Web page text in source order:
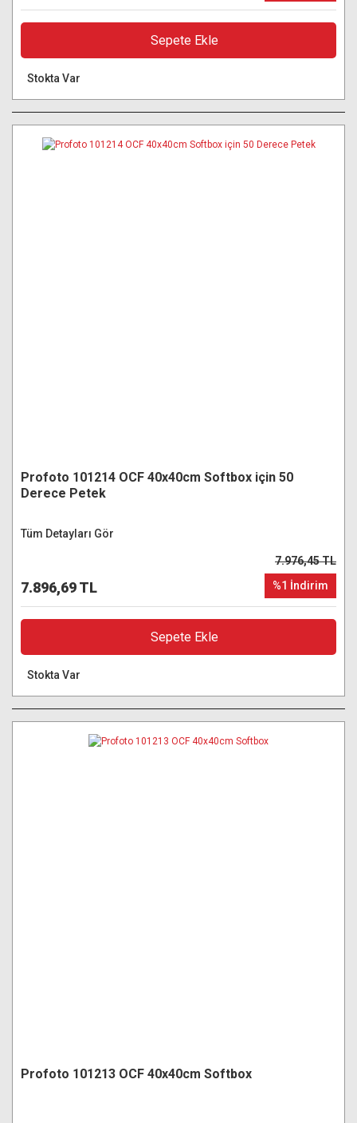
Sepete Ekle
Stokta Var
Profoto 101214 OCF 40x40cm Softbox için 50
Derece Petek
Tüm Detayları Gör
7.896,69 TL
7.976,45 TL
%1 İndirim
Sepete Ekle
Stokta Var
Profoto 101213 OCF 40x40cm Softbox